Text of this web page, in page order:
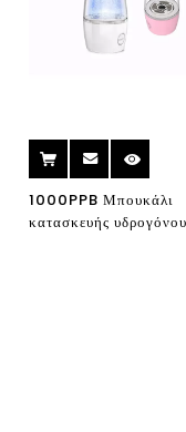
1000PPB Μπουκάλι
κατασκευής υδρογόνου